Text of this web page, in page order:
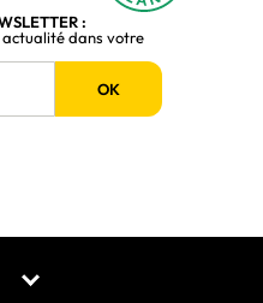
:
actualité dans votre
OK